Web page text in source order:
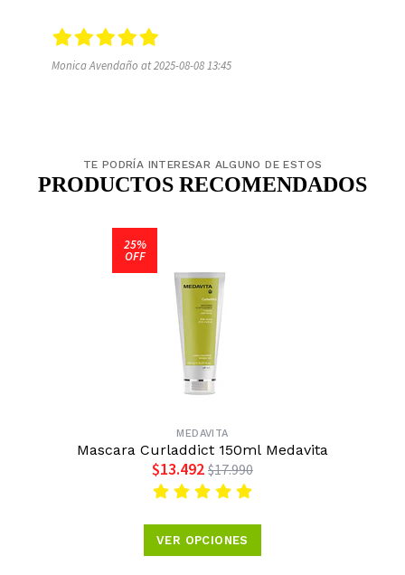
Monica Avendaño at 2025-08-08 13:45
TE PODRÍA INTERESAR ALGUNO DE ESTOS
PRODUCTOS RECOMENDADOS
25%
OFF
MEDAVITA
Mascara Curladdict 150ml Medavita
$13.492 $17.990
VER OPCIONES